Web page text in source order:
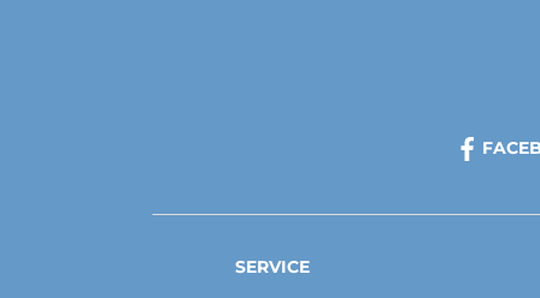
SERVICE